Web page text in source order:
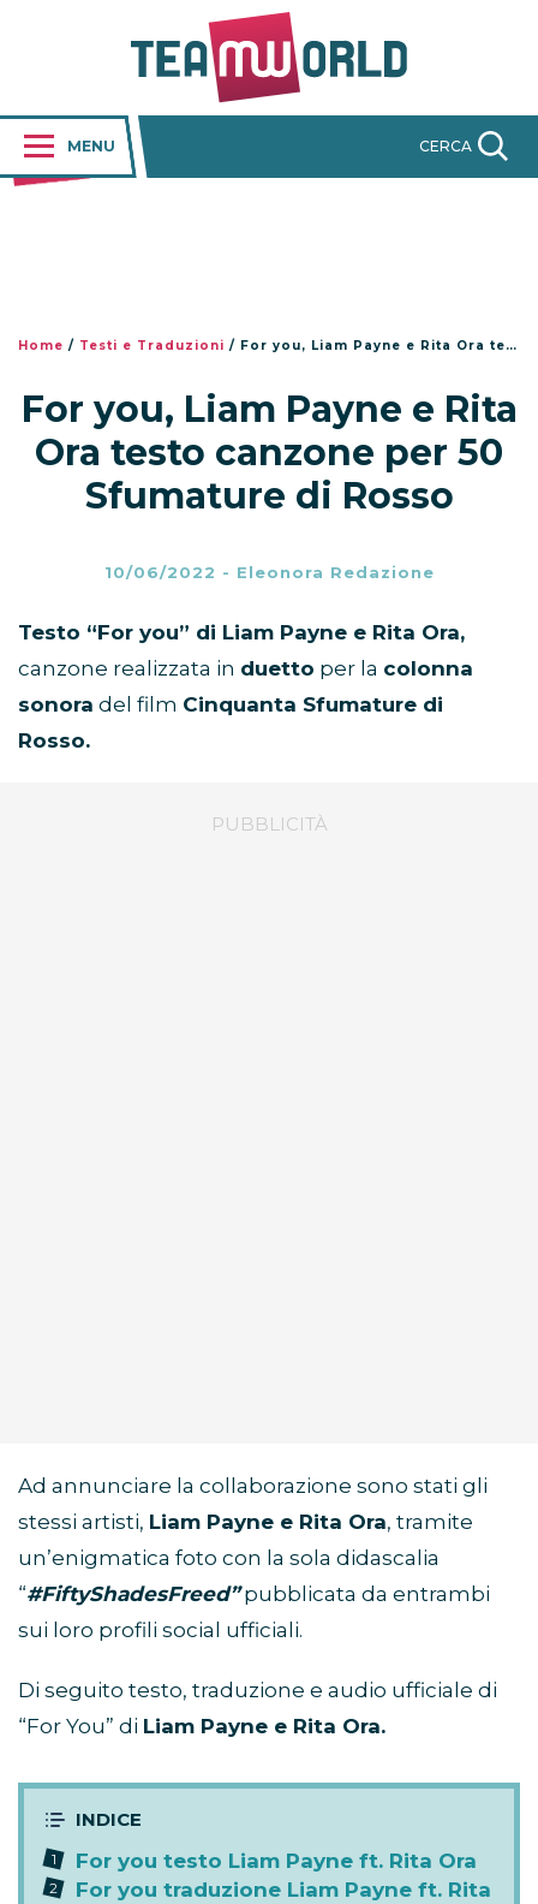
MENU CERCA
Home / Testi e Traduzioni / For you, Liam Payne e Rita Ora testo canzone per 50 Sfumature di Rosso
For you, Liam Payne e Rita
Ora testo canzone per 50
Sfumature di Rosso
10/06/2022 - Eleonora Redazione
Testo “For you” di Liam Payne e Rita Ora,
canzone realizzata in duetto per la colonna
sonora del film Cinquanta Sfumature di
Rosso.
Ad annunciare la collaborazione sono stati gli
stessi artisti, Liam Payne e Rita Ora, tramite
un’enigmatica foto con la sola didascalia
“#FiftyShadesFreed”pubblicata da entrambi
sui loro profili social ufficiali.
Di seguito testo, traduzione e audio ufficiale di
“For You” di Liam Payne e Rita Ora.
For you testo Liam Payne ft. Rita Ora
For you traduzione Liam Payne ft. Rita